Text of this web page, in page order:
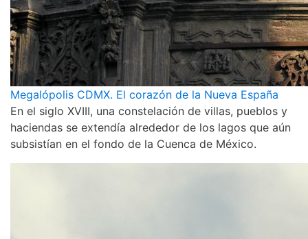
Megalópolis CDMX. El corazón de la Nueva España
En el siglo XVIII, una constelación de villas, pueblos y
haciendas se extendía alrededor de los lagos que aún
subsistían en el fondo de la Cuenca de México.